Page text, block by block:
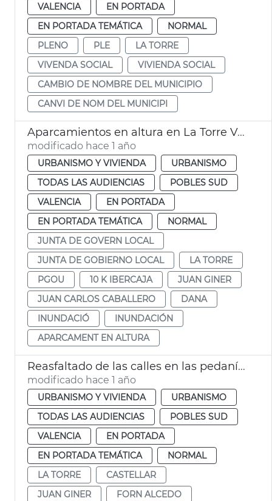
VALENCIA
EN PORTADA
EN PORTADA TEMÁTICA
NORMAL
PLENO
PLE
LA TORRE
VIVENDA SOCIAL
VIVIENDA SOCIAL
CAMBIO DE NOMBRE DEL MUNICIPIO
CANVI DE NOM DEL MUNICIPI
Aparcamientos en altura en La Torre València
modificado hace 1 año
URBANISMO Y VIVIENDA
URBANISMO
TODAS LAS AUDIENCIAS
POBLES SUD
VALENCIA
EN PORTADA
EN PORTADA TEMÁTICA
NORMAL
JUNTA DE GOVERN LOCAL
JUNTA DE GOBIERNO LOCAL
LA TORRE
PGOU
10 K IBERCAJA
JUAN GINER
JUAN CARLOS CABALLERO
DANA
INUNDACIÓ
INUNDACIÓN
APARCAMENT EN ALTURA
Reasfaltado de las calles en las pedanías afectadas por la dana València
modificado hace 1 año
URBANISMO Y VIVIENDA
URBANISMO
TODAS LAS AUDIENCIAS
POBLES SUD
VALENCIA
EN PORTADA
EN PORTADA TEMÁTICA
NORMAL
LA TORRE
CASTELLAR
JUAN GINER
FORN ALCEDO